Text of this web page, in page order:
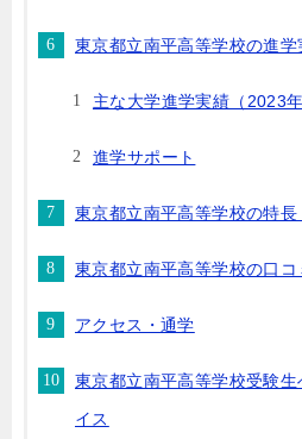
東京都立南平高等学校の進学
主な大学進学実績（2023年
進学サポート
東京都立南平高等学校の特長
東京都立南平高等学校の口
アクセス・通学
東京都立南平高等学校受験
イス